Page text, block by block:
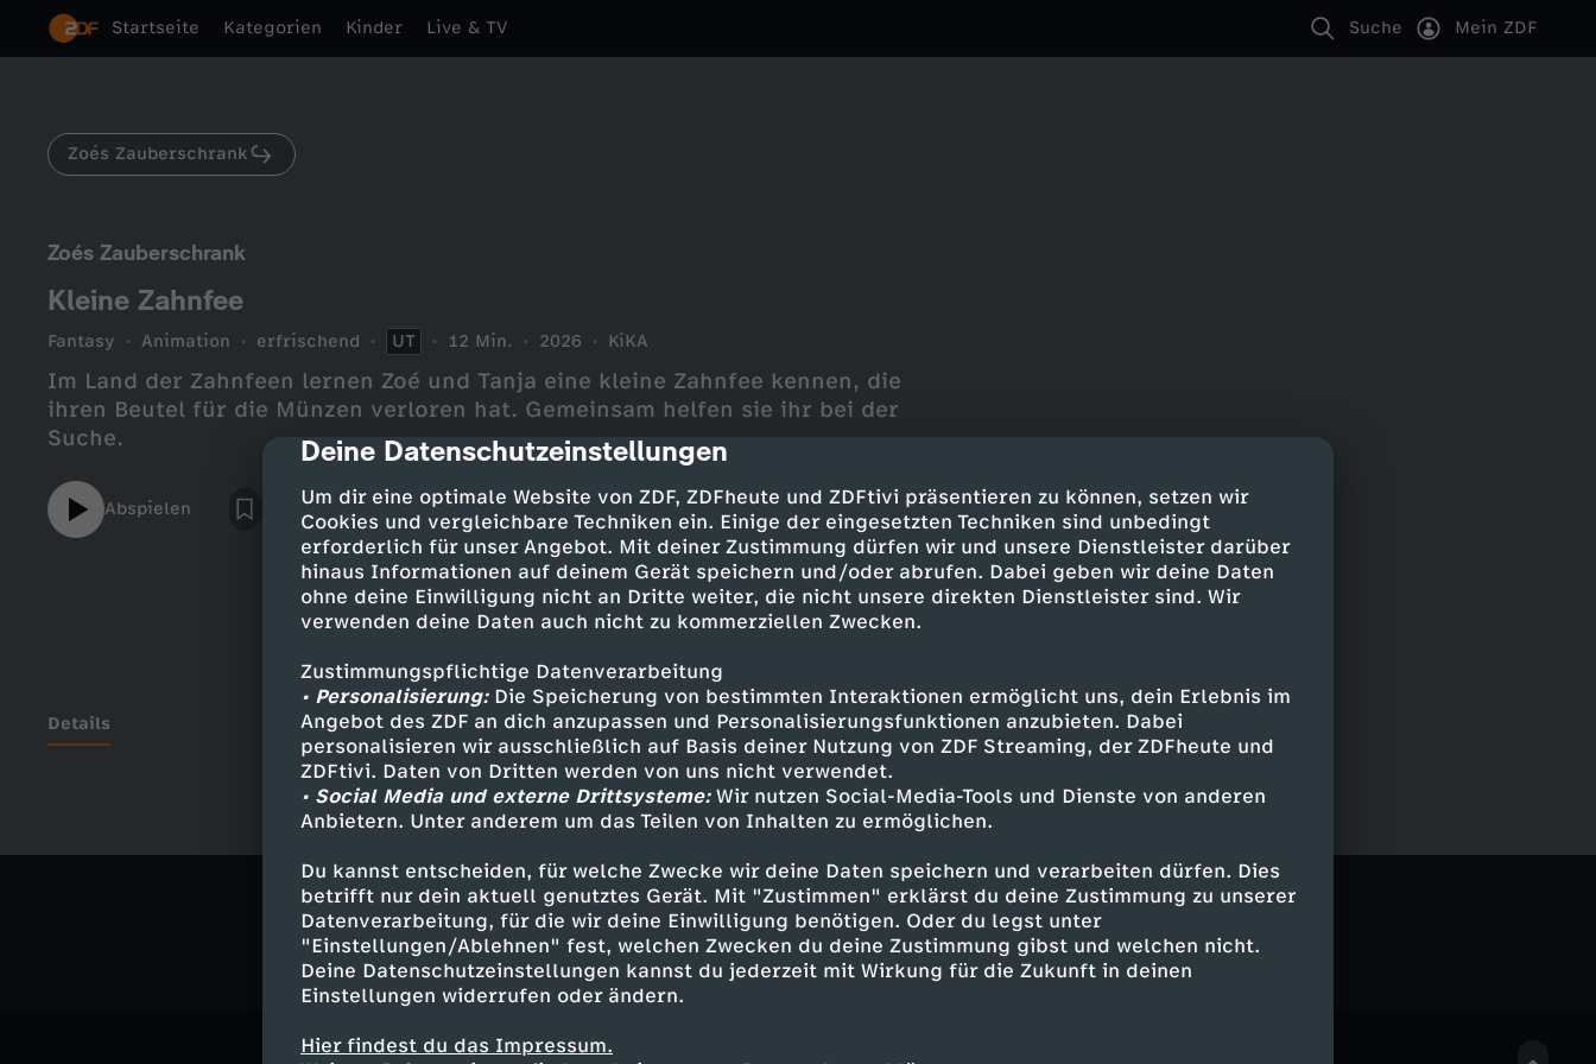
cmp-dialog-description
Deine Datenschutzeinstellungen
Um dir eine optimale Website von ZDF, ZDFheute und ZDFtivi präsentieren zu können, setzen wir
Cookies und vergleichbare Techniken ein. Einige der eingesetzten Techniken sind unbedingt
erforderlich für unser Angebot. Mit deiner Zustimmung dürfen wir und unsere Dienstleister darüber
hinaus Informationen auf deinem Gerät speichern und/oder abrufen. Dabei geben wir deine Daten
ohne deine Einwilligung nicht an Dritte weiter, die nicht unsere direkten Dienstleister sind. Wir
verwenden deine Daten auch nicht zu kommerziellen Zwecken.
Zustimmungspflichtige Datenverarbeitung
• Personalisierung:Die Speicherung von bestimmten Interaktionen ermöglicht uns, dein Erlebnis im
Angebot des ZDF an dich anzupassen und Personalisierungsfunktionen anzubieten. Dabei
personalisieren wir ausschließlich auf Basis deiner Nutzung von ZDF Streaming, der ZDFheute und
ZDFtivi. Daten von Dritten werden von uns nicht verwendet.
• Social Media und externe Drittsysteme:Wir nutzen Social-Media-Tools und Dienste von anderen
Anbietern. Unter anderem um das Teilen von Inhalten zu ermöglichen.
Du kannst entscheiden, für welche Zwecke wir deine Daten speichern und verarbeiten dürfen. Dies
betrifft nur dein aktuell genutztes Gerät. Mit "Zustimmen" erklärst du deine Zustimmung zu unserer
Datenverarbeitung, für die wir deine Einwilligung benötigen. Oder du legst unter
"Einstellungen/Ablehnen" fest, welchen Zwecken du deine Zustimmung gibst und welchen nicht.
Deine Datenschutzeinstellungen kannst du jederzeit mit Wirkung für die Zukunft in deinen
Einstellungen widerrufen oder ändern.
Hier findest du das Impressum.
Startseite Kategorien Kinder Live & TV Suche Mein ZDF
Zoés Zauberschrank
Zoés Zauberschrank
Kleine Zahnfee
Fantasy Animation erfrischend UT 12 Min. 2026 KiKA
Im Land der Zahnfeen lernen Zoé und Tanja eine kleine Zahnfee kennen, die
ihren Beutel für die Münzen verloren hat. Gemeinsam helfen sie ihr bei der
Suche.
Abspielen
Details
Ähnliche Inhalte entdecken
Fantasy Animation erfrischend Untertitel Zoés Zauberschrank